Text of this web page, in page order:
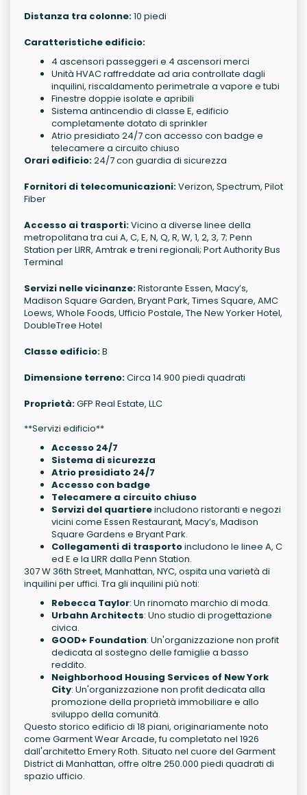
Distanza tra colonne:10 piedi
Caratteristiche edificio:
4 ascensori passeggeri e 4 ascensori merci
Unità HVAC raffreddate ad aria controllate dagli
inquilini, riscaldamento perimetrale a vapore e tubi
Finestre doppie isolate e apribili
Sistema antincendio di classe E, edificio
completamente dotato di sprinkler
Atrio presidiato 24/7 con accesso con badge e
telecamere a circuito chiuso
Orari edificio:24/7 con guardia di sicurezza
Fornitori di telecomunicazioni:Verizon, Spectrum, Pilot
Fiber
Accesso ai trasporti:Vicino a diverse linee della
metropolitana tra cui A, C, E, N, Q, R, W, 1, 2, 3, 7; Penn
Station per LIRR, Amtrak e treni regionali; Port Authority Bus
Terminal
Servizi nelle vicinanze:Ristorante Essen, Macy’s,
Madison Square Garden, Bryant Park, Times Square, AMC
Loews, Whole Foods, Ufficio Postale, The New Yorker Hotel,
DoubleTree Hotel
Classe edificio:B
Dimensione terreno:Circa 14.900 piedi quadrati
Proprietà:GFP Real Estate, LLC
**Servizi edificio**
Accesso 24/7
Sistema di sicurezza
Atrio presidiato 24/7
Accesso con badge
Telecamere a circuito chiuso
Servizi del quartiereincludono ristoranti e negozi
vicini come Essen Restaurant, Macy’s, Madison
Square Gardens e Bryant Park.
Collegamenti di trasportoincludono le linee A, C
ed E e la LIRR dalla Penn Station.
307 W 36th Street, Manhattan, NYC, ospita una varietà di
inquilini per uffici. Tra gli inquilini più noti:
Rebecca Taylor: Un rinomato marchio di moda.
Urbahn Architects: Uno studio di progettazione
civica.
GOOD+ Foundation: Un'organizzazione non profit
dedicata al sostegno delle famiglie a basso
reddito.
Neighborhood Housing Services of New York
City: Un'organizzazione non profit dedicata alla
promozione della proprietà immobiliare e allo
sviluppo della comunità.
Questo storico edificio di 18 piani, originariamente noto
come Garment Wear Arcade, fu completato nel 1926
dall'architetto Emery Roth. Situato nel cuore del Garment
District di Manhattan, offre oltre 250.000 piedi quadrati di
spazio ufficio.